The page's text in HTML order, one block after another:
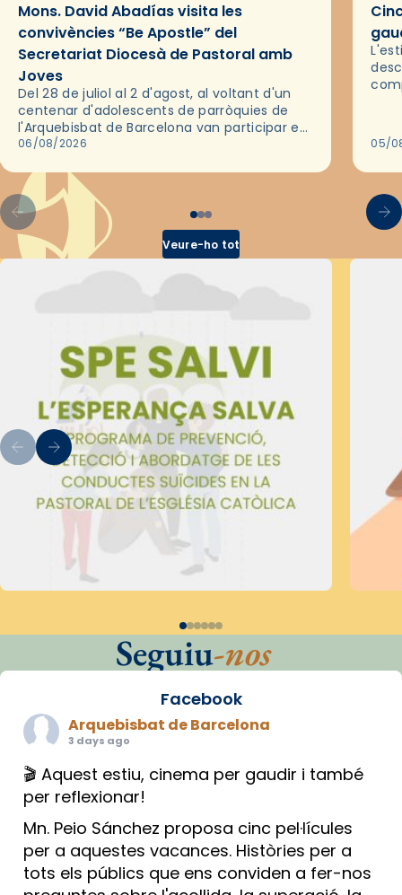
Mons. David Abadías visita les
convivències “Be Apostle” del
Secretariat Diocesà de Pastoral amb
Joves
Del 28 de juliol al 2 d'agost, al voltant d'un
centenar d'adolescents de parròquies de
l'Arquebisbat de Barcelona van participar en
les convivències Be Apostle, organitzades
06/08/2026 05/
Veure-ho tot
Seguiu-nos
Facebook
Arquebisbat de Barcelona
3 days ago
🎬 Aquest estiu, cinema per gaudir i també
per reflexionar!
Mn. Peio Sánchez proposa cinc pel·lícules
per a aquestes vacances. Històries per a
tots els públics que ens conviden a fer-nos